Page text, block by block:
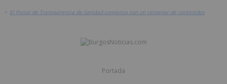
> El Portal de Transparencia de Sanidad comienza con un centenar de contenidos
Portada